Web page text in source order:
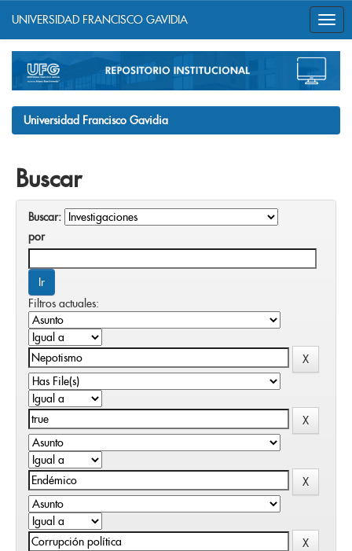
navigation
UNIVERSIDAD FRANCISCO GAVIDIA
Universidad Francisco Gavidia
Buscar
Buscar:
por
Filtros actuales: